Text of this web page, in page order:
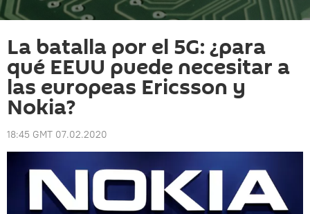
La batalla por el 5G: ¿para
qué EEUU puede necesitar a
las europeas Ericsson y
Nokia?
18:45 GMT 07.02.2020